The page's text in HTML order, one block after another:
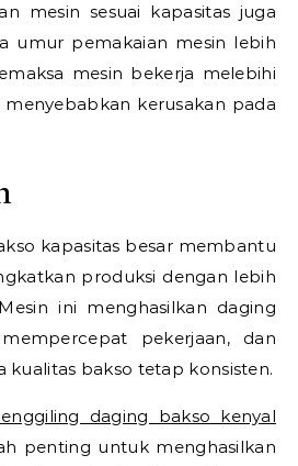
mesin sesuai kapasitas juga
umur pemakaian mesin lebih
mesin bekerja melebihi
kerusakan pada
kapasitas besar membantu
produksi dengan lebih
ini menghasilkan daging
pekerjaan, dan
bakso tetap konsisten.
daging bakso kenyal
penting untuk menghasilkan